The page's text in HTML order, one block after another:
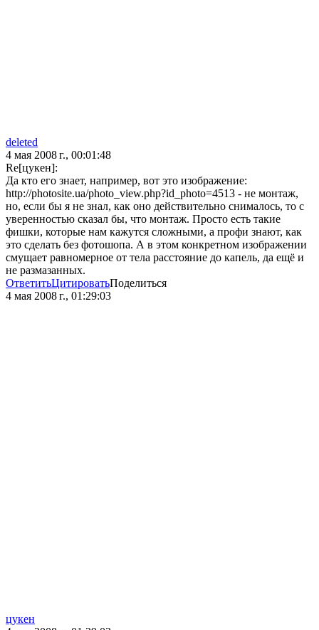
deleted
4 мая 2008 г., 00:01:48
Re[цукен]:
Да кто его знает, например, вот это изображение:
http://photosite.ua/photo_view.php?id_photo=4513 - не монтаж,
но, если бы я не знал, как оно действительно снималось, то с
уверенностью сказал бы, что монтаж. Просто есть такие
фишки, которые нам кажутся сложными, а профи знают, как
это сделать без фотошопа. А в этом конкретном изображении
смущает равномерное от тела расстояние до капель, да ещё и
не размазанных.
ОтветитьЦитироватьПоделиться
4 мая 2008 г., 01:29:03
цукен